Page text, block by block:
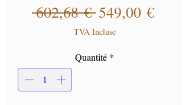
602,68 € Prix original
549,00 €Prix
TVA Incluse
Quantité *